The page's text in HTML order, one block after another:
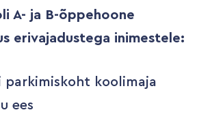
A- ja B-õppehoone
erivajadustega inimestele:
parkimiskoht koolimaja
ees